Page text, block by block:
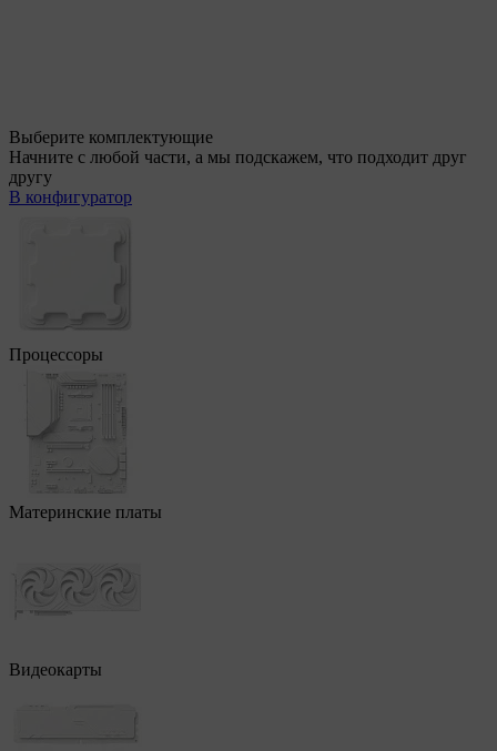
Выберите комплектующие
Начните с любой части, а мы подскажем, что подходит друг
другу
В конфигуратор
Процессоры
Материнские платы
Видеокарты